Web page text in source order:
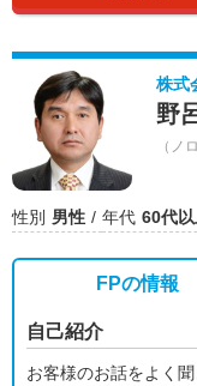
株式
野
（ノ
性別 男性 年代 60代以
FPの情報
自己紹介
お客様のお話をよく